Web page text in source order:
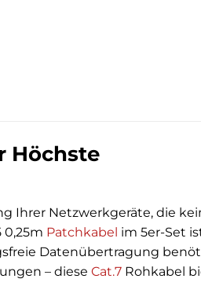
Höchste
Ihrer Netzwerkgeräte, die
0,25m Patchkabel im 5er-Set
Datenübertragung
– diese Cat.7 Rohkabel